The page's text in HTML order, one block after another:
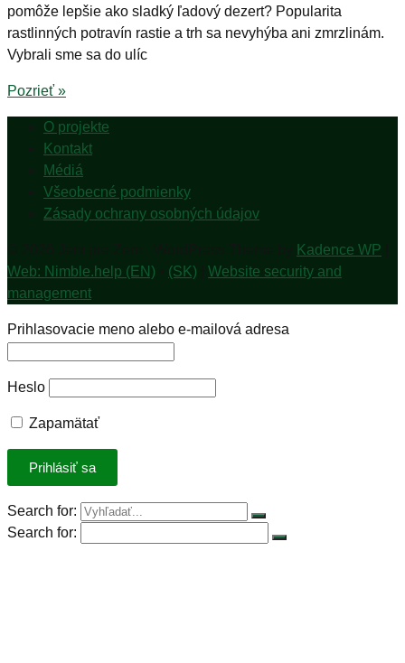
pomôže lepšie ako sladký ľadový dezert? Popularita
rastlinných potravín rastie a trh sa nevyhýba ani zmrzlinám.
Vybrali sme sa do ulíc
Pozrieť »
O projekte
Kontakt
Médiá
Všeobecné podmienky
Zásady ochrany osobných údajov
Kadence WP
Web: Nimble.help (EN)
(SK)
Website security and
management
Prihlasovacie meno alebo e-mailová adresa
Heslo
Zapamätať
Search for:
Search for: